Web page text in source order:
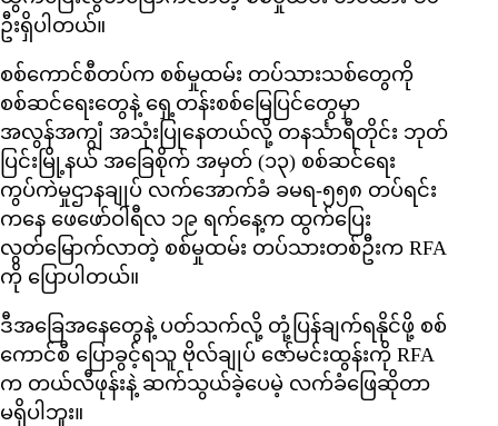
ဦးရှိပါတယ်။
စစ်ကောင်စီတပ်က စစ်မှုထမ်း တပ်သားသစ်တွေကို
စစ်ဆင်ရေးတွေနဲ့ ရှေ့တန်းစစ်မြေပြင်တွေမှာ
အလွန်အကျွံ အသုံးပြုနေတယ်လို့ တနင်္သာရီတိုင်း ဘုတ်
ပြင်းမြို့နယ် အခြေစိုက် အမှတ် (၁၃) စစ်ဆင်ရေး
ကွပ်ကဲမှုဌာနချုပ် လက်အောက်ခံ ခမရ-၅၅၈ တပ်ရင်း
ကနေ ဖေဖော်ဝါရီလ ၁၉ ရက်နေ့က ထွက်ပြေး
လွတ်မြောက်လာတဲ့ စစ်မှုထမ်း တပ်သားတစ်ဦးက RFA
ကို ပြောပါတယ်။
ဒီအခြေအနေတွေနဲ့ ပတ်သက်လို့ တုံ့ပြန်ချက်ရနိုင်ဖို့ စစ်
ကောင်စီ ပြောခွင့်ရသူ ဗိုလ်ချုပ် ဇော်မင်းထွန်းကို RFA
က တယ်လီဖုန်းနဲ့ ဆက်သွယ်ခဲ့ပေမဲ့ လက်ခံဖြေဆိုတာ
မရှိပါဘူး။